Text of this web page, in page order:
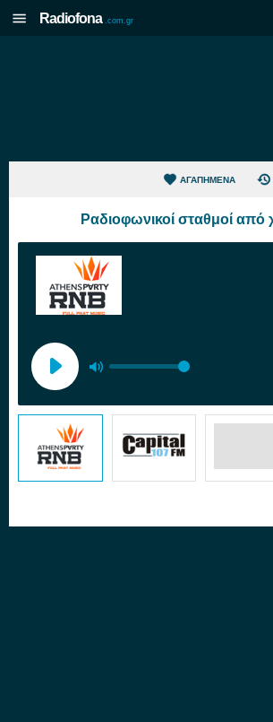
Radiofona .com.gr
ΑΓΑΠΗΜΈΝΑ
Ραδιοφωνικοί σταθμοί από